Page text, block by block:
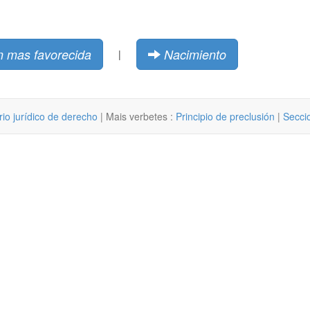
mas favorecida | Nacimiento
jurídico de derecho | Mais verbetes : Principio de preclusión |